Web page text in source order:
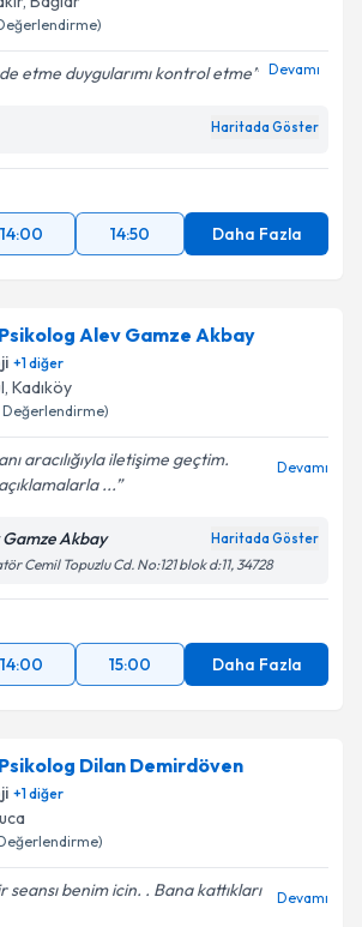
etme duygularımı kontrol etme Devamı
Haritada Göster
14:00 14:50 Daha Fazla
Alev Gamze Akbay
+1diğer
, Kadıköy
Değerlendirme)
aracılığıyla iletişime geçtim.
...
Devamı
Gamze Akbay Haritada Göster
Cemil Topuzlu Cd. No:121 blok d:11, 34728
14:00 15:00 Daha Fazla
Dilan Demirdöven
+1diğer
seansı benim icin. . Bana kattıkları
Devamı